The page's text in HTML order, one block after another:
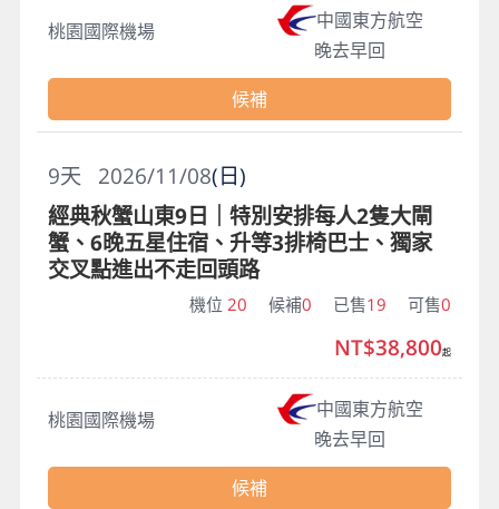
桃園國際機場
中國東方航空
晚去早回
候補
2026/11/08(日)
9天
經典秋蟹山東9日｜特別安排每人2隻大閘
蟹、6晚五星住宿、升等3排椅巴士、獨家
交叉點進出不走回頭路
機位 20 候補0 已售19 可售0
桃園國際機場
中國東方航空
晚去早回
NT$38,800起
候補